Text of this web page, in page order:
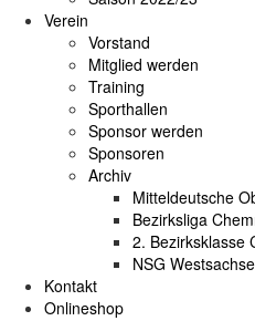
Verein
Vorstand
Mitglied werden
Training
Sporthallen
Sponsor werden
Sponsoren
Archiv
Mitteldeutsche
Bezirksliga
2. Bezirksklasse
NSG
Kontakt
Onlineshop